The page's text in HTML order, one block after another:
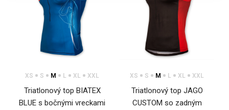
XS S M L XL XXL
Triatlonový top BIATEX
BLUE s bočnými vreckami
XS S M L XL XXL
Triatlonový top JAGO
CUSTOM so zadným